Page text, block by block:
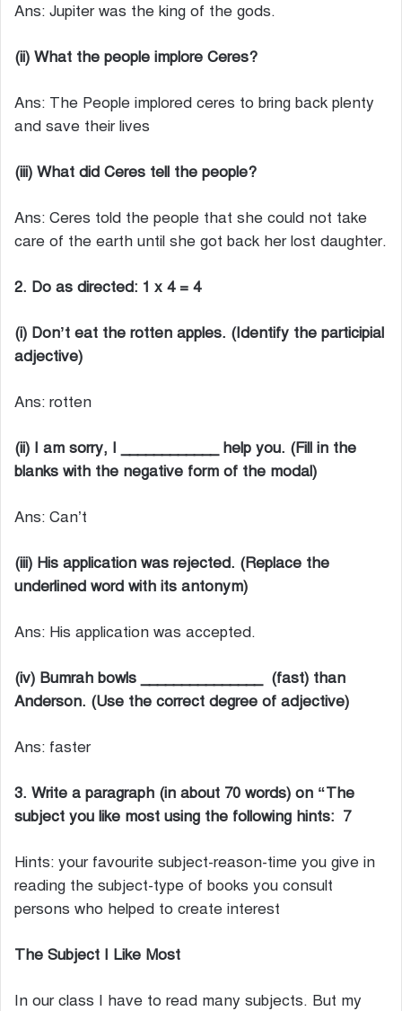
Ans: Jupiter was the king of the gods.
(ii) What the people implore Ceres?
Ans: The People implored ceres to bring back plenty
and save their lives
(iii) What did Ceres tell the people?
Ans: Ceres told the people that she could not take
care of the earth until she got back her lost daughter.
2. Do as directed: 1 x 4 = 4
(i) Don’t eat the rotten apples. (Identify the participial
adjective)
Ans: rotten
(ii) I am sorry, I ____________ help you. (Fill in the
blanks with the negative form of the modal)
Ans: Can’t
(iii) His application was rejected. (Replace the
underlined word with its antonym)
Ans: His application was accepted.
(iv) Bumrah bowls _______________ (fast) than
Anderson. (Use the correct degree of adjective)
Ans: faster
3. Write a paragraph (in about 70 words) on “The
subject you like most using the following hints: 7
Hints: your favourite subject-reason-time you give in
reading the subject-type of books you consult
persons who helped to create interest
The Subject I Like Most
In our class I have to read many subjects. But my